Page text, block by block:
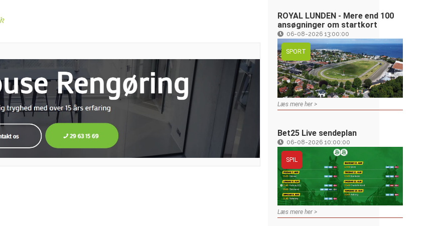
ROYAL LUNDEN - Mere end 100
ansøgninger om startkort
06-08-2026 13:00:00
SPORT
Læs mere her >
Bet25 Live sendeplan
06-08-2026 10:00:00
SPIL
Læs mere her >